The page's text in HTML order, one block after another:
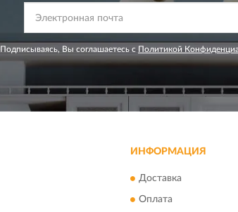
Подписываясь, Вы соглашаетесь с Политикой
ИНФОРМАЦИЯ
Доставка
Оплата